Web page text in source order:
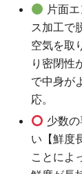
片面
ス加工で
空気を取
り密閉性
で中身が
応。
少数
い【鮮度
ことによ